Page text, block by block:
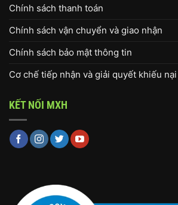
Chính sách thanh toán
Chính sách vận chuyển và giao nhận
Chính sách bảo mật thông tin
Cơ chế tiếp nhận và giải quyết khiếu nại
KẾT NỐI MXH